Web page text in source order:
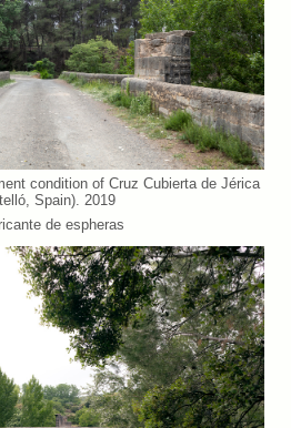
condition of Cruz Cubierta de Jérica
Spain). 2019
de espheras